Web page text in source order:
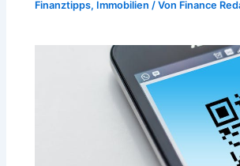
Finanztipps, Immobilien / Von Finance